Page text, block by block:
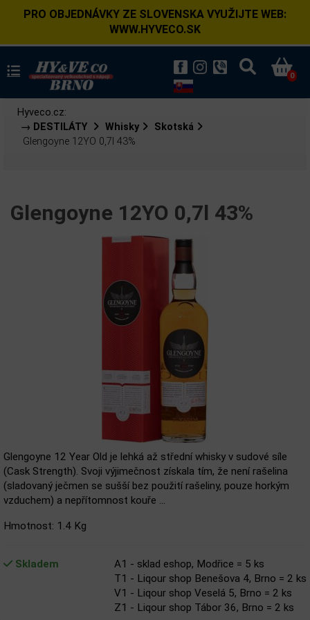
PRO OBJEDNÁVKY ZE SLOVENSKA VYUŽIJTE WEB:
WWW.HYVECO.SK
0
Hyveco.cz:
→ DESTILÁTY
Whisky
Skotská
Glengoyne 12YO 0,7l 43%
Glengoyne 12YO 0,7l 43%
Glengoyne 12 Year Old je lehká až střední whisky v sudové síle
(Cask Strength). Svoji výjimečnost získala tím, že není rašelina
(sladovaný ječmen se sušší bez použití rašeliny, pouze horkým
vzduchem) a nepřítomnost kouře ...
Hmotnost: 1.4 Kg
Skladem
A1 - sklad eshop, Modřice = 5 ks
T1 - Liqour shop Benešova 4, Brno = 2 ks
V1 - Liqour shop Veselá 5, Brno = 2 ks
Z1 - Liqour shop Tábor 36, Brno = 2 ks